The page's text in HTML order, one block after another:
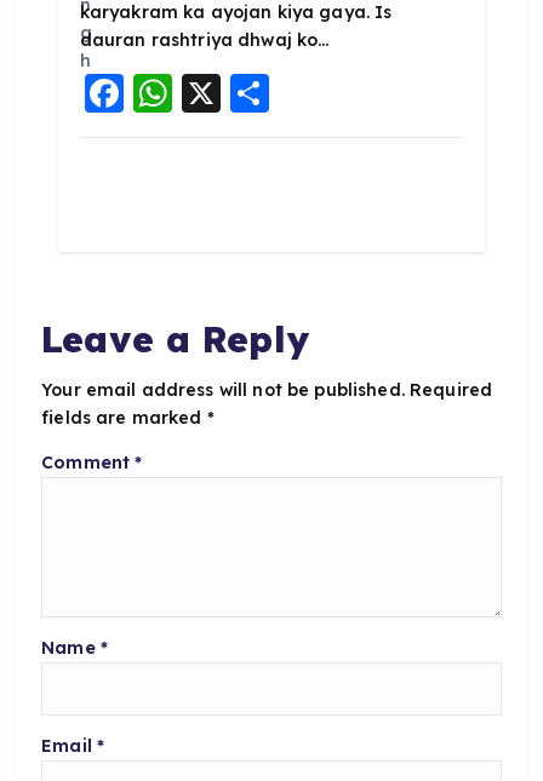
karyakram ka ayojan kiya gaya. Is
dauran rashtriya dhwaj ko…
F
a
o
k
W
h
p
X S
h
Leave a Reply
Your email address will not be published. Required
fields are marked *
Comment*
Name *
Email *